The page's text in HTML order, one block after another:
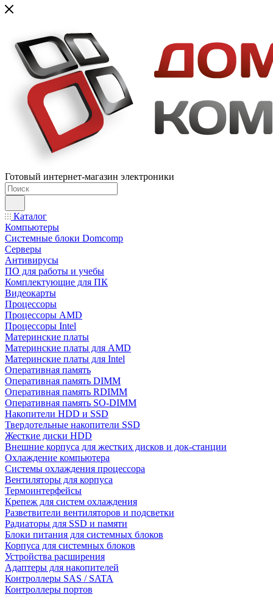
Готовый интернет-магазин электроники
Каталог
Компьютеры
Системные блоки Domcomp
Серверы
Антивирусы
ПО для работы и учебы
Комплектующие для ПК
Видеокарты
Процессоры
Процессоры AMD
Процессоры Intel
Материнские платы
Материнские платы для AMD
Материнские платы для Intel
Оперативная память
Оперативная память DIMM
Оперативная память RDIMM
Оперативная память SO-DIMM
Накопители HDD и SSD
Твердотельные накопители SSD
Жесткие диски HDD
Внешние корпуса для жестких дисков и док-станции
Охлаждение компьютера
Системы охлаждения процессора
Вентиляторы для корпуса
Термоинтерфейсы
Крепеж для систем охлаждения
Разветвители вентиляторов и подсветки
Радиаторы для SSD и памяти
Блоки питания для системных блоков
Корпуса для системных блоков
Устройства расширения
Адаптеры для накопителей
Контроллеры SAS / SATA
Контроллеры портов